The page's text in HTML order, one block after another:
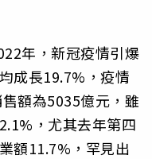
年，新冠疫情引爆
成長19.7%，疫情
額為5035億元，雖
，尤其去年第四
額11.7%，罕見出